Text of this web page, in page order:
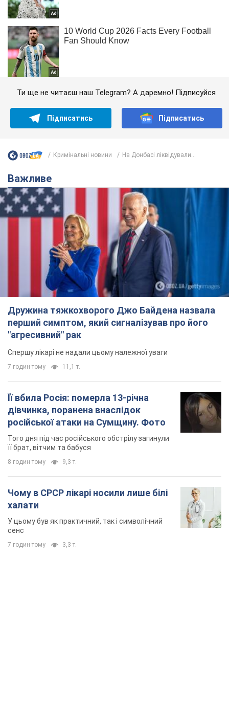
Ти ще не читаєш наш Telegram? А даремно! Підписуйся
Підписатись Підписатись
Кримінальні новини На Донбасі ліквідували...
Важливе
Дружина тяжкохворого Джо Байдена назвала
перший симптом, який сигналізував про його
"агресивний" рак
Спершу лікарі не надали цьому належної уваги
7 годин тому 11,1 т.
Її вбила Росія: померла 13-річна
дівчинка, поранена внаслідок
російської атаки на Сумщину. Фото
Того дня під час російського обстрілу загинули
її брат, вітчим та бабуся
8 годин тому 9,3 т.
Чому в СРСР лікарі носили лише білі
халати
У цьому був як практичний, так і символічний
сенс
7 годин тому 3,3 т.